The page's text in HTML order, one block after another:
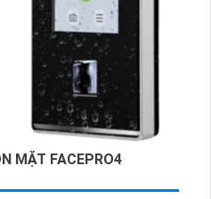
MẶT FACEPRO4